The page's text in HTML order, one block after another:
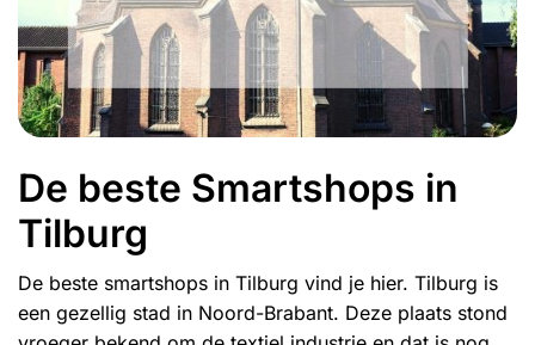
De beste Smartshops in
Tilburg
De beste smartshops in Tilburg vind je hier. Tilburg is
een gezellig stad in Noord-Brabant. Deze plaats stond